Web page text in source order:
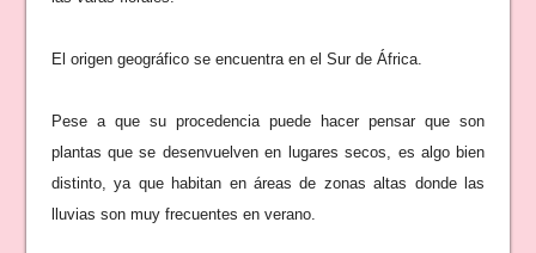
El origen geográfico se encuentra en el Sur de África.
Pese a que su procedencia puede hacer pensar que son
plantas que se desenvuelven en lugares secos, es algo bien
distinto, ya que habitan en áreas de zonas altas donde las
lluvias son muy frecuentes en verano.